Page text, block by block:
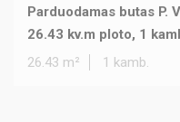
Parduodamas butas P.
26.43 kv.m ploto, 1
26.43 m²
1 kamb.